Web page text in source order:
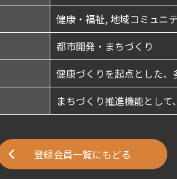
健康・福祉, 地域コミュニ
都市開発・まちづくり
健康づくりを起点とした
まちづくり推進機能とし
登録会員一覧にもどる